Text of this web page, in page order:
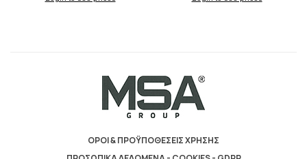
ΟΡΟΙ & ΠΡΟΫΠΟΘΕΣΕΙΣ ΧΡΗΣΗΣ